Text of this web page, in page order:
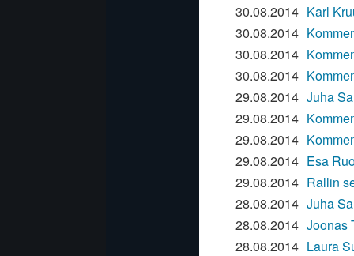
30.08.2014 Karl
30.08.2014
30.08.2014
30.08.2014
29.08.2014 Juha
29.08.2014
29.08.2014
29.08.2014 Esa
29.08.2014 Rallin
28.08.2014 Juha
28.08.2014 Joonas
28.08.2014 Laura